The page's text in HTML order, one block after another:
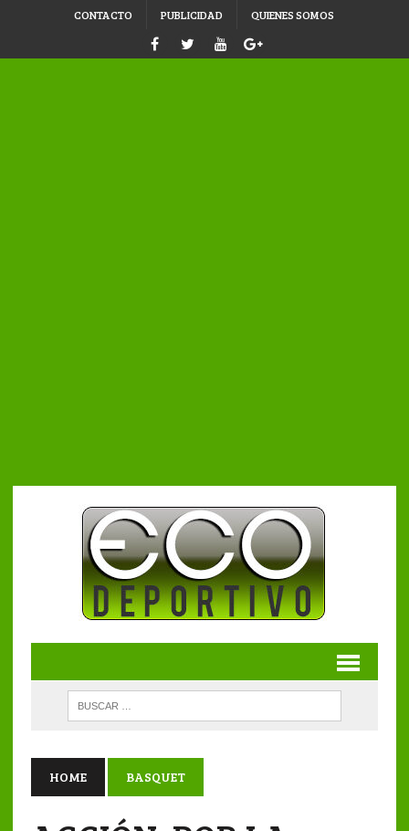
CONTACTO PUBLICIDAD QUIENES SOMOS
HOME BASQUET